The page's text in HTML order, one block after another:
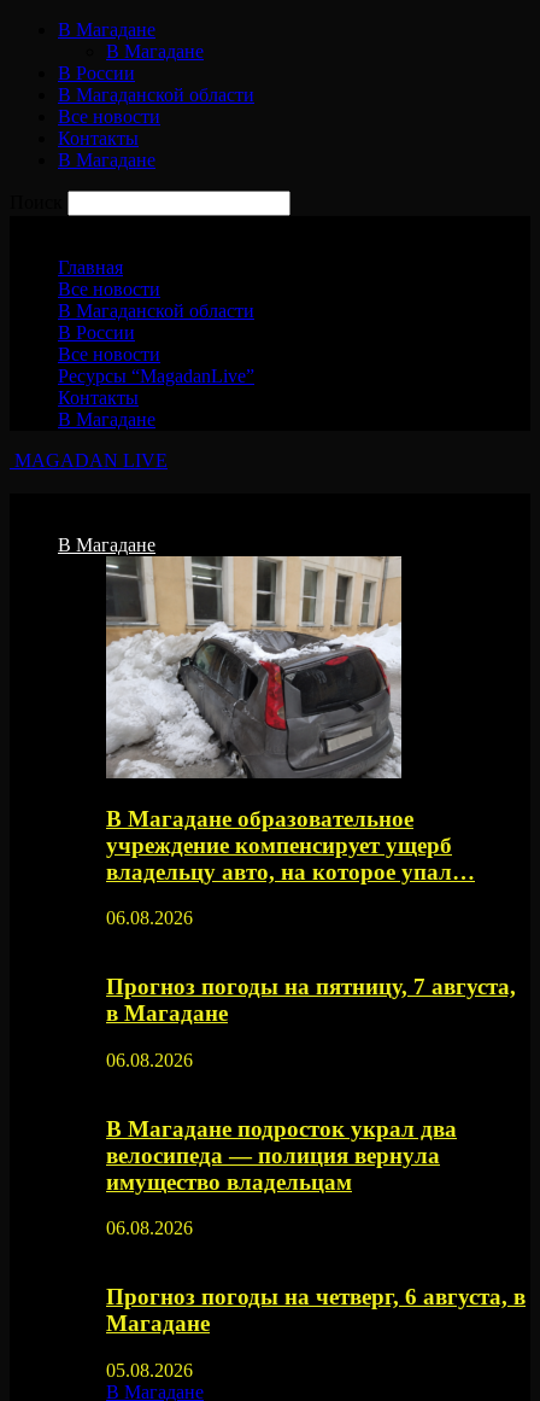
В Магадане
В Магадане
В России
В Магаданской области
Все новости
Контакты
В Магадане
Главная
Все новости
В Магаданской области
В России
Все новости
Ресурсы “MagadanLive”
Контакты
В Магадане
MAGADAN LIVE
В Магадане
В Магадане образовательное
учреждение компенсирует ущерб
владельцу авто, на которое упал…
06.08.2026
Прогноз погоды на пятницу, 7 августа,
в Магадане
06.08.2026
В Магадане подросток украл два
велосипеда — полиция вернула
имущество владельцам
06.08.2026
Прогноз погоды на четверг, 6 августа, в
Магадане
05.08.2026
В Магадане